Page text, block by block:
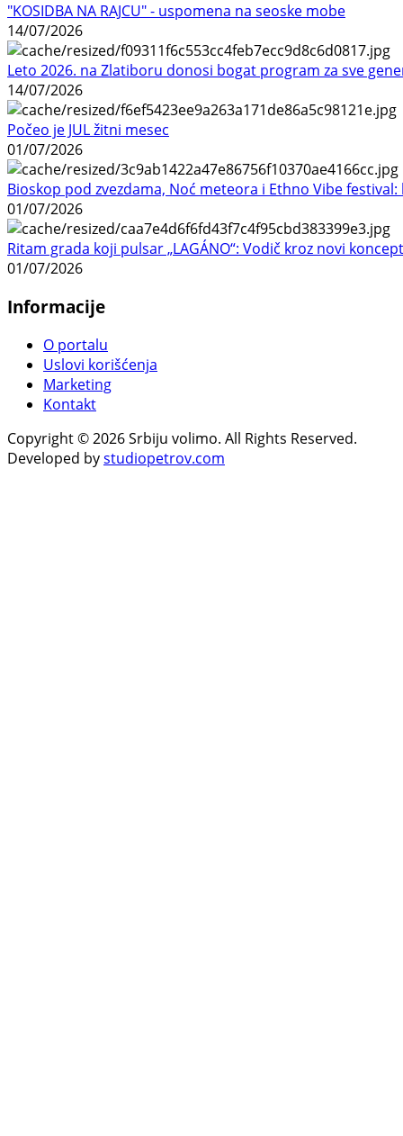
"KOSIDBA NA RAJCU" - uspomena na seoske mobe
14/07/2026
Leto 2026. na Zlatiboru donosi bogat program za sve
14/07/2026
Počeo je JUL žitni mesec
01/07/2026
Bioskop pod zvezdama, Noć meteora i Ethno Vibe
01/07/2026
Ritam grada koji pulsar „LAGÁNO“: Vodič kroz novi
01/07/2026
Informacije
O portalu
Uslovi korišćenja
Marketing
Kontakt
Copyright © 2026 Srbiju volimo. All Rights Reserved.
Developed bystudiopetrov.com